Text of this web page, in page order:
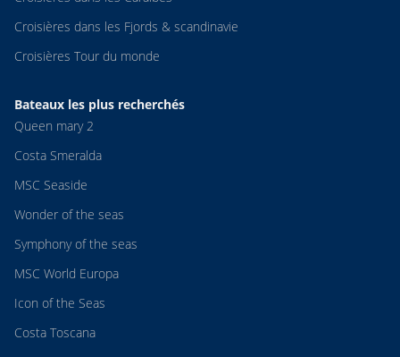
Croisières dans les Fjords & scandinavie
Croisières Tour du monde
Bateaux les plus recherchés
Queen mary 2
Costa Smeralda
MSC Seaside
Wonder of the seas
Symphony of the seas
MSC World Europa
Icon of the Seas
Costa Toscana